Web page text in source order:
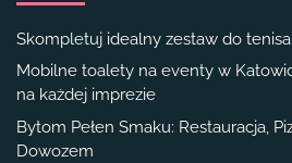
Skompletuj idealny zestaw do
Mobilne toalety na eventy w
na każdej imprezie
Bytom Pełen Smaku: Restauracja,
Dowozem